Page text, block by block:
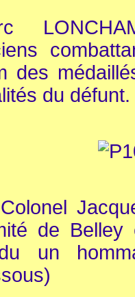
des
du défunt.
de
un